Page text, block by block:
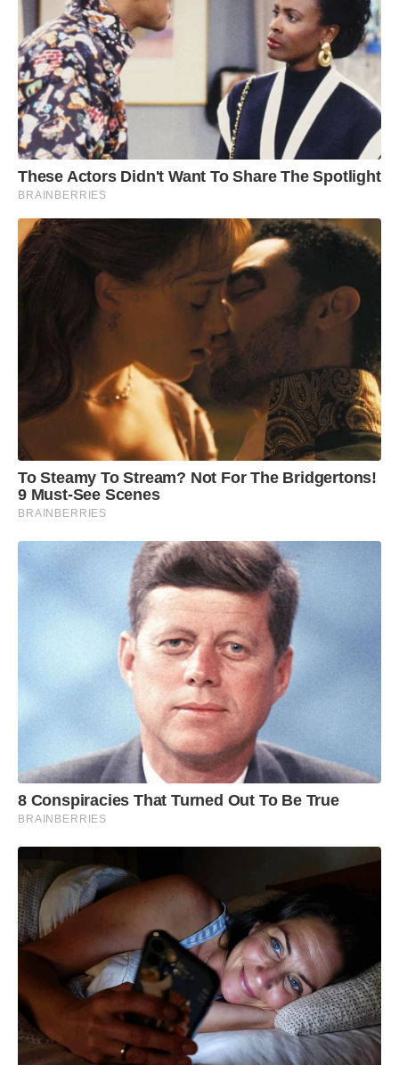
These Actors Didn't Want To Share The Spotlight
BRAINBERRIES
To Steamy To Stream? Not For The Bridgertons!
9 Must-See Scenes
BRAINBERRIES
8 Conspiracies That Turned Out To Be True
BRAINBERRIES